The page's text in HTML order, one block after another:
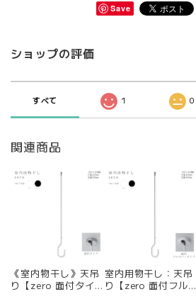
Save
ショップの評価
すべて 1 0
関連商品
《室内物干し》天吊
り【zero 面付タイ
室内用物干し：天吊
り【zero 面付フルカ